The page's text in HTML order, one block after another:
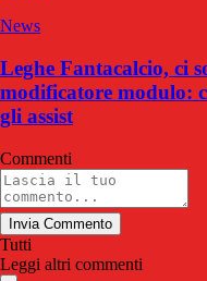
News
Leghe Fantacalcio, ci
modificatore modulo:
gli assist
Commenti
Invia Commento
Tutti
Leggi altri commenti